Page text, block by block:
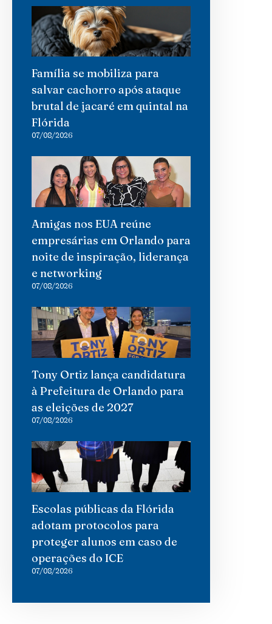
Família se mobiliza para
salvar cachorro após ataque
brutal de jacaré em quintal na
Flórida
07/08/2026
Amigas nos EUA reúne
empresárias em Orlando para
noite de inspiração, liderança
e networking
07/08/2026
Tony Ortiz lança candidatura
à Prefeitura de Orlando para
as eleições de 2027
07/08/2026
Escolas públicas da Flórida
adotam protocolos para
proteger alunos em caso de
operações do ICE
07/08/2026